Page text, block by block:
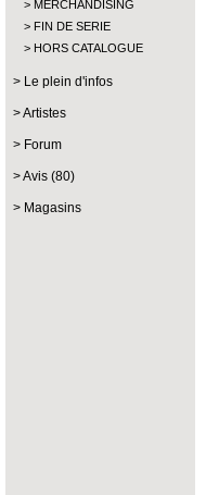
MERCHANDISING
FIN DE SERIE
HORS CATALOGUE
Le plein d'infos
Artistes
Forum
Avis (80)
Magasins